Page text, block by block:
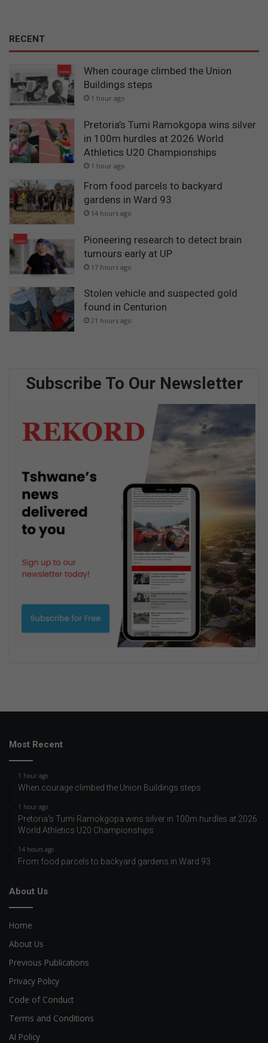
RECENT
When courage climbed the Union
Buildings steps
1 hour ago
Pretoria’s Tumi Ramokgopa wins silver
in 100m hurdles at 2026 World
Athletics U20 Championships
1 hour ago
From food parcels to backyard
gardens in Ward 93
14 hours ago
Pioneering research to detect brain
tumours early at UP
17 hours ago
Stolen vehicle and suspected gold
found in Centurion
21 hours ago
Subscribe To Our Newsletter
Most Recent
1 hour ago
When courage climbed the Union Buildings steps
1 hour ago
Pretoria’s Tumi Ramokgopa wins silver in 100m hurdles at 2026
World Athletics U20 Championships
14 hours ago
From food parcels to backyard gardens in Ward 93
About Us
Home
About Us
Previous Publications
Privacy Policy
Code of Conduct
Terms and Conditions
AI Policy